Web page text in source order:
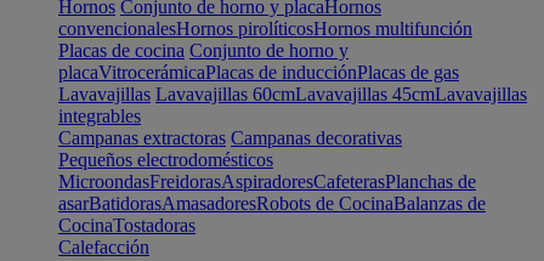
Hornos Conjunto de horno y placaHornos
convencionalesHornos pirolíticosHornos multifunción
Placas de cocina Conjunto de horno y
placaVitrocerámicaPlacas de inducciónPlacas de gas
Lavavajillas Lavavajillas 60cmLavavajillas 45cmLavavajillas
integrables
Campanas extractoras Campanas decorativas
Pequeños electrodomésticos
MicroondasFreidorasAspiradoresCafeterasPlanchas de
asarBatidorasAmasadoresRobots de CocinaBalanzas de
CocinaTostadoras
Calefacción